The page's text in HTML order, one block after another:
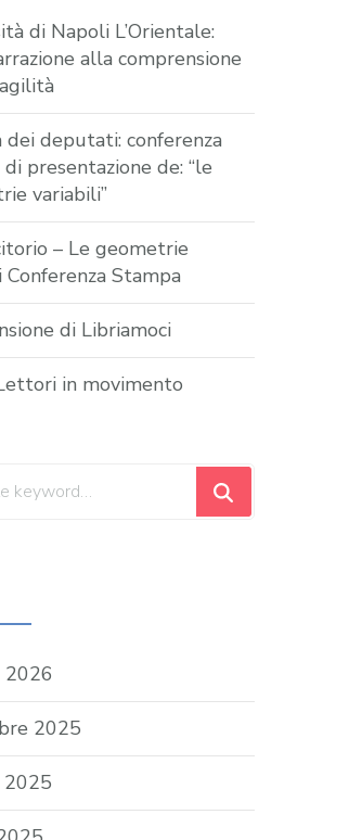
di Napoli L’Orientale:
alla comprensione
dei deputati: conferenza
presentazione de: “le
variabili”
– Le geometrie
Conferenza Stampa
di Libriamoci
in movimento
2026
2025